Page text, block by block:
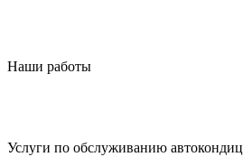
Наши работы
Услуги по обслуживанию